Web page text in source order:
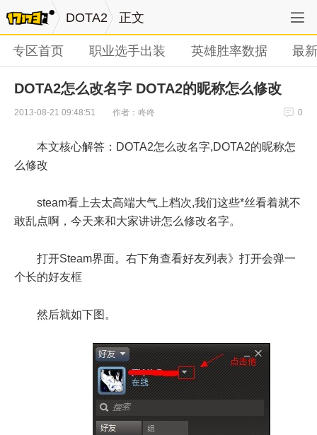
DOTA2 正文
专区首页 职业选手出装 英雄胜率数据 最
DOTA2怎么改名字 DOTA2的昵称怎么修改
2013-08-21 09:48:51 作者：咚咚 0
本文核心解答：DOTA2怎么改名字,DOTA2的昵称怎
么修改
steam看上去太高端大气上档次,我们这些*丝看着就不
敢乱点啊，今天来和大家讲讲怎么修改名字。
打开Steam界面。右下角查看好友列表》打开会弹一
个长的好友框
然后就如下图。